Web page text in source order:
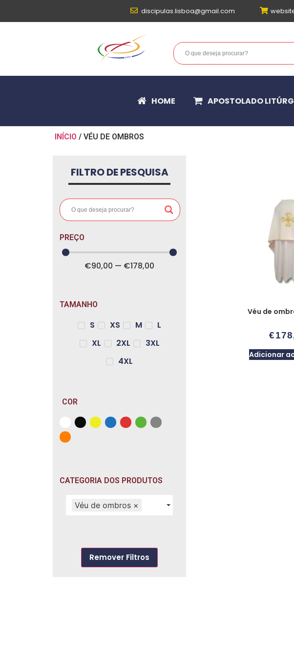
discipulas.lisboa@gmail.com
HOME APOSTOLADO
INÍCIO / VÉU DE OMBROS
FILTRO DE PESQUISA
PREÇO
€90,00 — €178,00
TAMANHO
S XS M
L
XL
2XL
3XL
4XL
COR
CATEGORIA DOS PRODUTOS
Véu de ombros ×
Remover Filtros
Véu de
€
Adicionar